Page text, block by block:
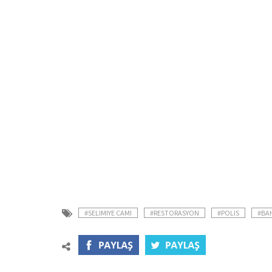
#SELIMIYE CAMI #RESTORASYON #POLIS